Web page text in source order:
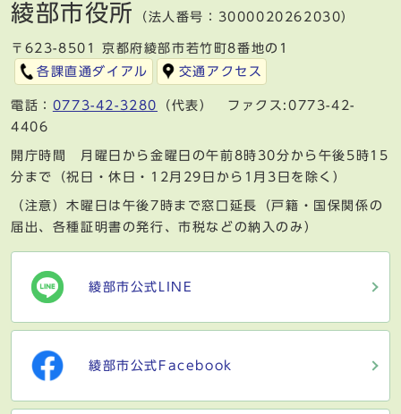
綾部市役所 （法人番号：3000020262030）
〒623-8501 京都府綾部市若竹町8番地の1
各課直通ダイアル
交通アクセス
電話： 0773-42-3280
（代表） ファクス:0773-42-
4406
開庁時間 月曜日から金曜日の午前8時30分から午後5時15
分まで（祝日・休日・12月29日から1月3日を除く）
（注意）木曜日は午後7時まで窓口延長（戸籍・国保関係の
届出、各種証明書の発行、市税などの納入のみ）
綾部市公式LINE
綾部市公式Facebook